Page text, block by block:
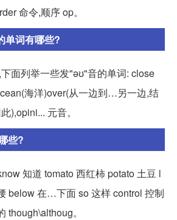
命令,顺序 op。
单词有哪些?
面列举一些发"əʊ"音的单词: close
海洋)over(从一边到…另一边,结
),opini... 元音。
些?
知道 tomato 西红柿 potato 土豆 l
below 在…下面 so 这样 control 控制
though\althoug。